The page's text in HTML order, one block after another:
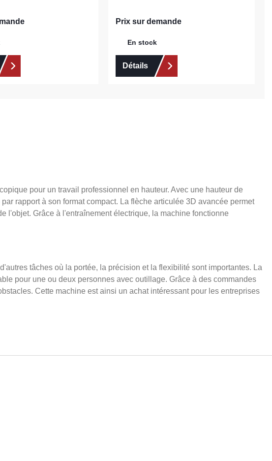
Prix sur demande
En stock
Détails
pour un travail professionnel en hauteur. Avec une hauteur de
rapport à son format compact. La flèche articulée 3D avancée permet
l'objet. Grâce à l'entraînement électrique, la machine fonctionne
tâches où la portée, la précision et la flexibilité sont importantes. La
pour une ou deux personnes avec outillage. Grâce à des commandes
Cette machine est ainsi un achat intéressant pour les entreprises